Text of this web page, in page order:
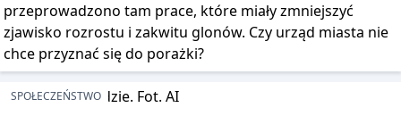
przeprowadzono tam prace, które miały zmniejszyć
zjawisko rozrostu i zakwitu glonów. Czy urząd miasta nie
chce przyznać się do porażki?
SPOŁECZEŃSTWO